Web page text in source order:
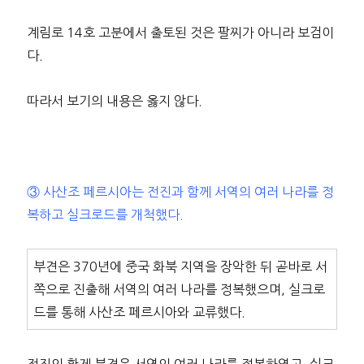
계림로 14호 고분에서 출토된 것은 팔찌가 아니라 보검이
다.
따라서 보기의 내용은 옳지 않다.
③ 사산조 페르시아는 전진과 함께 서역의 여러 나라를 정
복하고 실크로드를 개척했다.
부견은 370년에 중국 화북 지역을 장악한 뒤 곧바로 서
쪽으로 진출해 서역의 여러 나라를 정복했으며, 실크로
드를 통해 사산조 페르시아와 교류했다.